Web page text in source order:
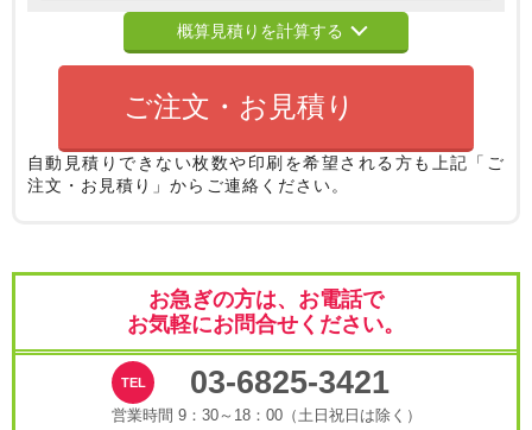
概算見積りを計算する
ご注文・お見積り
自動見積りできない枚数や印刷を希望される方も
上記「ご
注文・お見積り」からご連絡ください。
お急ぎの方は、お電話で
お気軽にお問合せください。
03-6825-3421
営業時間 9：30～18：00（土日祝日は除く）